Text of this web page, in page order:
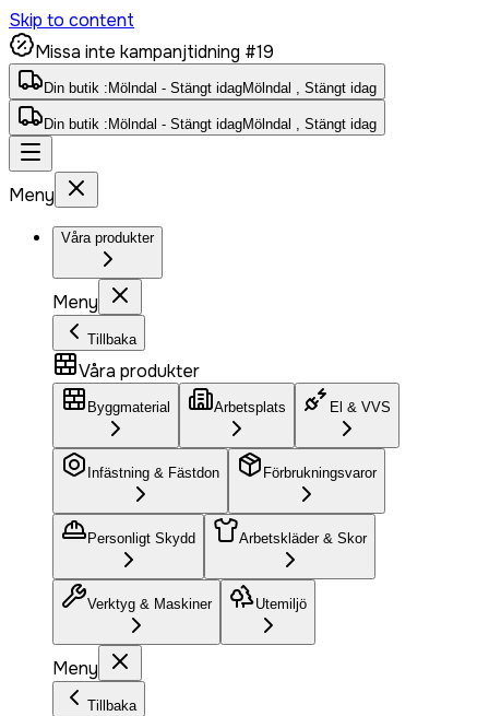
Skip to content
Missa inte kampanjtidning #19
Din butik : Mölndal - Stängt idagMölndal , Stängt idag
Din butik : Mölndal - Stängt idagMölndal , Stängt idag
Meny
Våra produkter
Meny
Tillbaka
Våra produkter
Byggmaterial Arbetsplats El & VVS
Infästning & Fästdon Förbrukningsvaror
Personligt Skydd Arbetskläder & Skor
Verktyg & Maskiner Utemiljö
Meny
Tillbaka